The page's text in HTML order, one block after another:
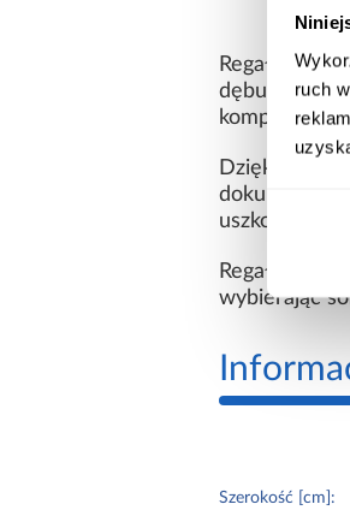
ruch
Regał Basic
dębu artisan
Dzięki
dokumentów
uszkodzenia,
Regał
wybierając
Szerokość [cm]: